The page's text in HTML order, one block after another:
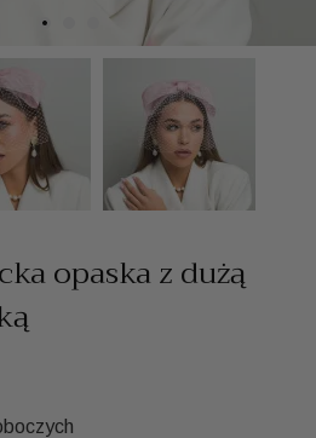
opaska z dużą